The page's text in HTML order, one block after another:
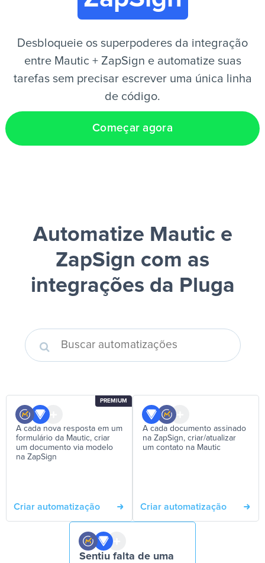
Desbloqueie os superpoderes da integração
entre Mautic + ZapSign e automatize suas
tarefas sem precisar escrever uma única linha
de código.
Começar agora
Automatize Mautic e
ZapSign com as
integrações da Pluga
PREMIUM
A cada nova resposta em um
formulário da Mautic, criar
um documento via modelo
na ZapSign
Criar automatização
A cada documento assinado
na ZapSign, criar/atualizar
um contato na Mautic
Criar automatização
Sentiu falta de uma